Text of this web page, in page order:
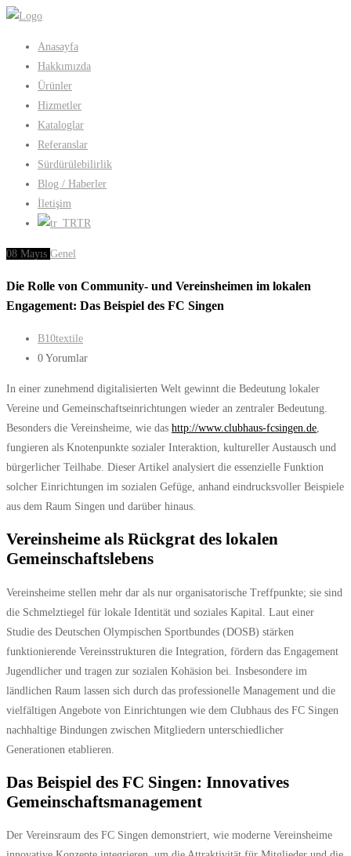
Anasayfa
Hakkımızda
Ürünler
Hizmetler
Kataloglar
Referanslar
Sürdürülebilirlik
Blog / Haberler
İletişim
TR
08 Mayıs Genel
Die Rolle von Community- und Vereinsheimen im lokalen
Engagement: Das Beispiel des FC Singen
B10textile
0 Yorumlar
In einer zunehmend digitalisierten Welt gewinnt die Bedeutung lokaler
Vereine und Gemeinschaftseinrichtungen wieder an zentraler Bedeutung.
Besonders die Vereinsheime, wie das http://www.clubhaus-fcsingen.de
fungieren als Knotenpunkte sozialer Interaktion, kultureller Austausch und
bürgerlicher Teilhabe. Dieser Artikel analysiert die essenzielle Funktion
solcher Einrichtungen im sozialen Gefüge, anhand eindrucksvoller Beispiele
aus dem Raum Singen und darüber hinaus.
Vereinsheime als Rückgrat des lokalen
Gemeinschaftslebens
Vereinsheime stellen mehr dar als nur organisatorische Treffpunkte; sie sind
die Schmelztiegel für lokale Identität und soziales Kapital. Laut einer
Studie des Deutschen Olympischen Sportbundes (DOSB) stärken
funktionierende Vereinsstrukturen die Integration, fördern das Engagement
Jugendlicher und tragen zur sozialen Kohäsion bei. Insbesondere im
ländlichen Raum lassen sich durch das professionelle Management und die
vielfältigen Angebote von Einrichtungen wie dem Clubhaus des FC Singen
nachhaltige Bindungen zwischen Mitgliedern unterschiedlicher
Generationen etablieren.
Das Beispiel des FC Singen: Innovatives
Gemeinschaftsmanagement
Der Vereinsraum des FC Singen demonstriert, wie moderne Vereinsheime